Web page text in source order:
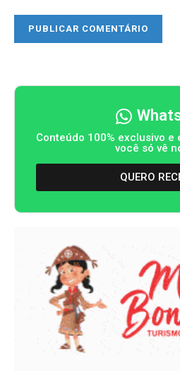
Conteúdo 100% exclusivo e
você só vê
QUERO